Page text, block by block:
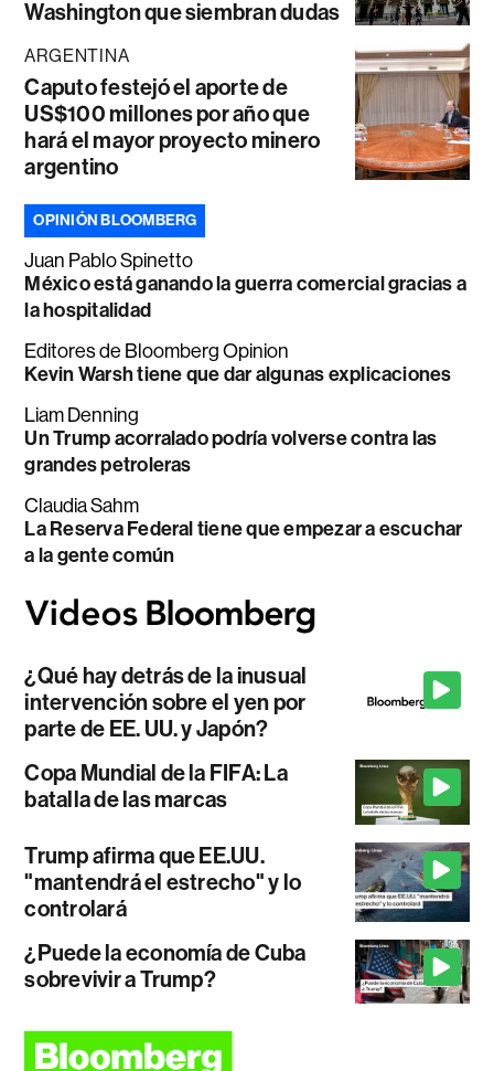
Washington que siembran dudas
ARGENTINA
Caputo festejó el aporte de
US$100 millones por año que
hará el mayor proyecto minero
argentino
OPINIÓN BLOOMBERG
Juan Pablo Spinetto
México está ganando la guerra comercial gracias a
la hospitalidad
Editores de Bloomberg Opinion
Kevin Warsh tiene que dar algunas explicaciones
Liam Denning
Un Trump acorralado podría volverse contra las
grandes petroleras
Claudia Sahm
La Reserva Federal tiene que empezar a escuchar
a la gente común
¿Qué hay detrás de la inusual
intervención sobre el yen por
parte de EE. UU. y Japón?
Copa Mundial de la FIFA: La
batalla de las marcas
Trump afirma que EE.UU.
"mantendrá el estrecho" y lo
controlará
¿Puede la economía de Cuba
sobrevivir a Trump?